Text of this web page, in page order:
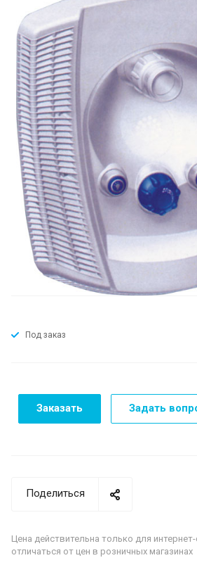
Под заказ
Заказать Задать
Поделиться
Цена действительна только для
отличаться от цен в розничных магазинах